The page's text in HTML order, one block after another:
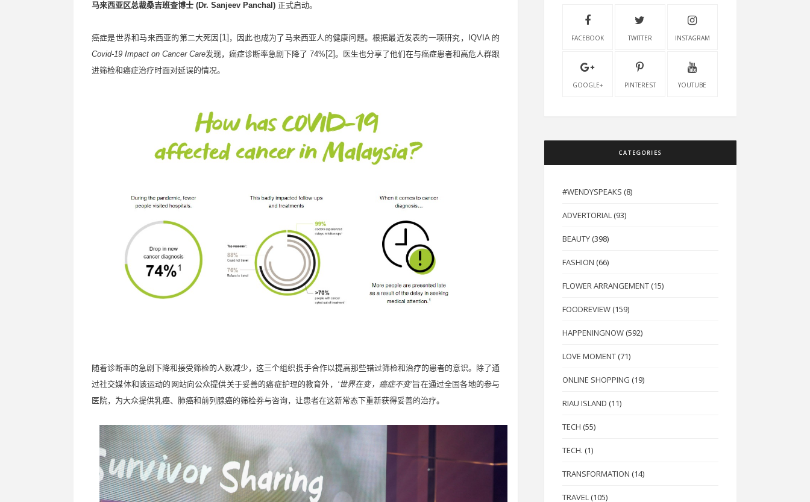
马来西亚区总裁桑吉班查博士 (Dr. Sanjeev Panchal ) 正式启动。
癌症是世界和马来西亚的第二大死因 [1] ，因此也成为了马来西亚人的健康问题。根据最近发表的一项研究， IQVIA 的
Covid-19 Impact on Cancer Care发现，癌症诊断率急剧下降了 74% [2]。医生也分享了他们在与癌症患者和高危人群跟
进筛检和癌症治疗时面对延误的情况。
随着诊断率的急剧下降和接受筛检的人数减少，这三个组织携手合作以提高那些错过筛检和治疗的患者的意识。除了通
过社交媒体和该运动的网站向公众提供关于妥善的癌症护理的教育外， ‘世界在变，癌症不变’旨在通过全国各地的参与
医院，为大众提供乳癌、肺癌和前列腺癌的筛检券与咨询，让患者在这新常态下重新获得妥善的治疗。
FACEBOOK TWITTER INSTAGRAM
GOOGLE+ PINTEREST YOUTUBE
CATEGORIES
#WENDYSPEAKS (8)
ADVERTORIAL (93)
BEAUTY (398)
FASHION (66)
FLOWER ARRANGEMENT (15)
FOODREVIEW (159)
HAPPENINGNOW (592)
LOVE MOMENT (71)
ONLINE SHOPPING (19)
RIAU ISLAND (11)
TECH (55)
TECH. (1)
TRANSFORMATION (14)
TRAVEL (105)